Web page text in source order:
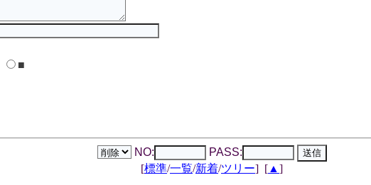
■
NO:
PASS:
[標準/一覧/新着/ツリー] [ ▲ ]